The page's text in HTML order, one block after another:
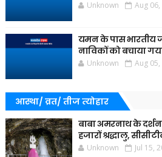
Unknown Aug
यमन के पास भारतीय
नाविकों को बचाया
Unknown Aug
आस्था/ व्रत/ तीज त्‍योहार
बाबा अमरनाथ के
हजारों श्रद्धालु,
Unknown Jul 15,